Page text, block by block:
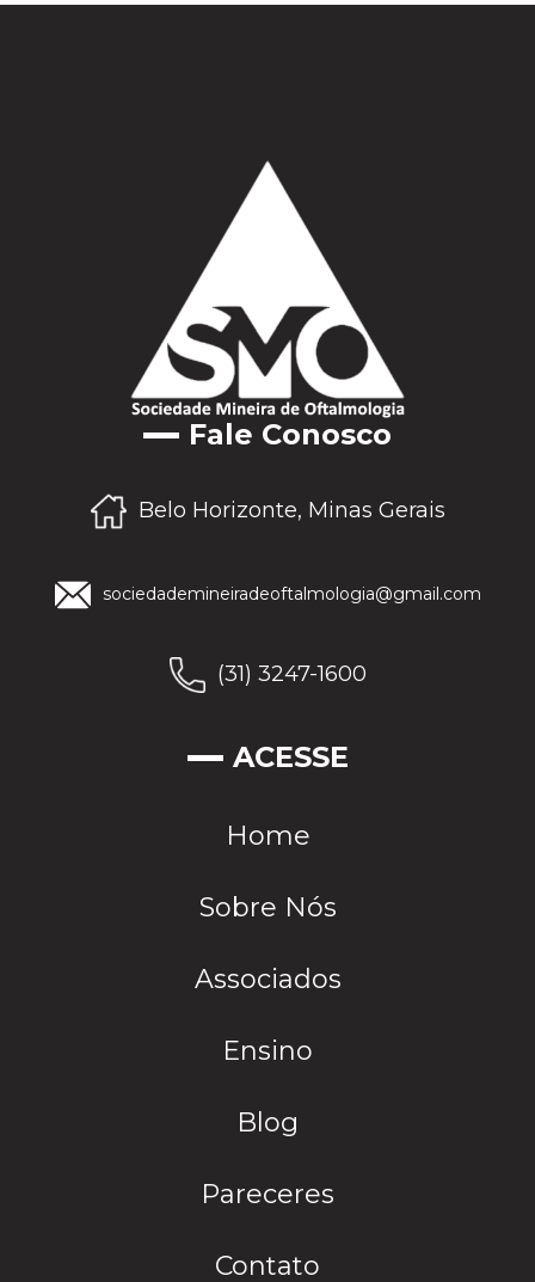
Fale Conosco
Belo Horizonte, Minas Gerais
sociedademineiradeoftalmologia@gmail.com
(31) 3247-1600
ACESSE
Home
Sobre Nós
Associados
Ensino
Blog
Pareceres
Contato